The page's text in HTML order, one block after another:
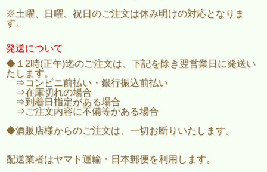
※土曜、日曜、祝日のご注文は休み明けの対応となりま
す。
発送について
◆１2時(正午)迄のご注文は、下記を除き翌営業日に発送い
たします。
⇒コンビニ前払い・銀行振込前払い
⇒在庫切れの場合
⇒到着日指定がある場合
⇒ご注文内容に不備等がある場合
◆酒販店様からのご注文は、一切お断りいたします。
配送業者はヤマト運輸・日本郵便を利用します。